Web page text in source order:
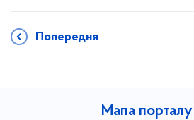
Попередня
Мапа порталу